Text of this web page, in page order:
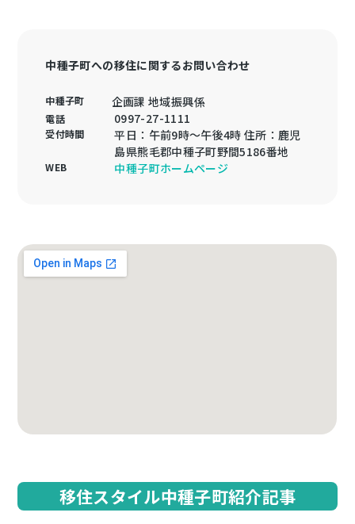
中種子町への移住に関するお問い合わせ
中種子町 企画課 地域振興係
電話 0997-27-1111
受付時間
平日：午前9時～午後4時 住所：鹿児
島県熊毛郡中種子町野間5186番地
WEB 中種子町ホームページ
移住スタイル中種子町紹介記事